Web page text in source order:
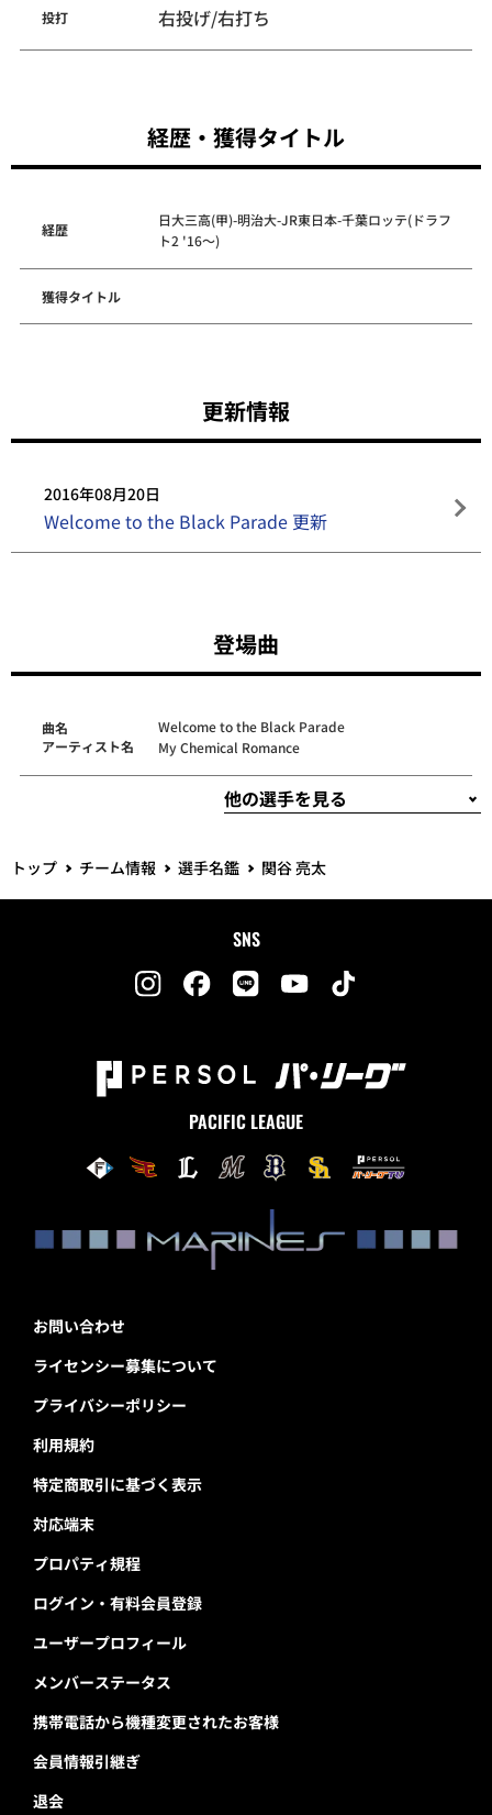
投打 右投げ/右打ち
経歴・獲得タイトル
経歴
日大三高(甲)-明治大-JR東日本-千葉ロッテ(ドラフ
ト2 '16～)
獲得タイトル
更新情報
2016年08月20日
Welcome to the Black Parade 更新
登場曲
曲名
アーティスト名
Welcome to the Black Parade
My Chemical Romance
トップ チーム情報 選手名鑑 関谷 亮太
SNS
PACIFIC LEAGUE
お問い合わせ
ライセンシー募集について
プライバシーポリシー
利用規約
特定商取引に基づく表示
対応端末
プロパティ規程
ログイン・有料会員登録
ユーザープロフィール
メンバーステータス
携帯電話から機種変更されたお客様
会員情報引継ぎ
退会